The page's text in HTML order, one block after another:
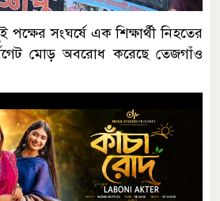
পক্ষের সংঘর্ষে এক শিক্ষার্থী নিহতের
মোড় অবরোধ করেছে তেজগাঁও